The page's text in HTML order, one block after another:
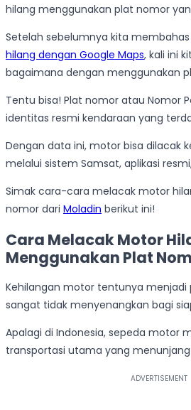
hilang menggunakan plat nomor
Setelah sebelumnya kita membahas
hilang dengan Google Maps, kali ini
bagaimana dengan menggunakan
Tentu bisa! Plat nomor atau Nomor
identitas resmi kendaraan yang
Dengan data ini, motor bisa dilacak
melalui sistem Samsat, aplikasi
Simak cara-cara melacak motor
nomor dari Moladin berikut ini!
Cara Melacak Motor
Menggunakan Plat
Kehilangan motor tentunya menjadi
sangat tidak menyenangkan bagi
Apalagi di Indonesia, sepeda motor
transportasi utama yang